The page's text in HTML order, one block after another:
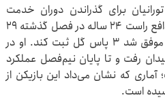
برای گذراندن دوران خدمت
سربازی راهی ملوان شود. این مدافع راست ۲۴ ساله در فصل گذشته ۲۹
مسابقه برای ملوان انجام داد و موفق شد ۳ پاس گل ثبت کند. او در
۱۳ بازی به میدان رفت و تا پایان نیم‌فصل عملکرد
که نشان می‌داد این بازیکن از
است.